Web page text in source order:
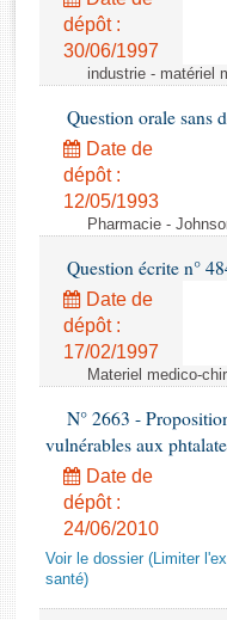
Rapports d'enquête
Rapports législatifs
Dossiers législatifs
Budget et sécurité
Questions écrites et
dépôt :
30/06/1997
industrie - matériel
Question orale sans
Date de
dépôt :
12/05/1993
Pharmacie -
Question écrite n°
Date de
dépôt :
17/02/1997
Materiel medico-
N° 2663 -
vulnérables aux
Date de
dépôt :
24/06/2010
Voir le dossier (Limiter
santé)